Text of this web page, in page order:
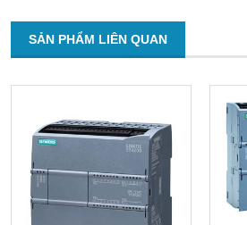
SẢN PHẨM LIÊN QUAN